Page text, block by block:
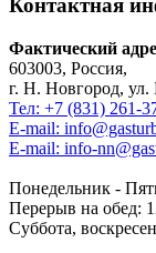
Контактная
Фактический
603003, Россия,
г. Н. Новгород, ул.
Тел: +7 (831) 261-
E-mail:
E-mail: info-
Понедельник -
Перерыв на обед:
Суббота,